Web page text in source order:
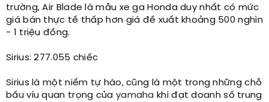
trường, Air Blade là mẫu xe ga Honda duy nhất có mức
giá bán thực tế thấp hơn giá đề xuất khoảng 500 nghìn
- 1 triệu đồng.
Sirius: 277.055 chiếc
Sirius là một niềm tự hào, cũng là một trong những chỗ
bấu víu quan trọng của yamaha khi đạt doanh số trung